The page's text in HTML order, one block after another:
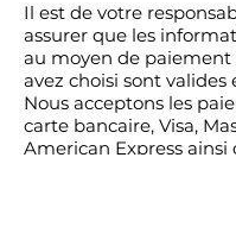
Il est de votre
assurer que les
au moyen de paiement
avez choisi sont valides
Nous acceptons les
carte bancaire, Visa,
American Express ainsi